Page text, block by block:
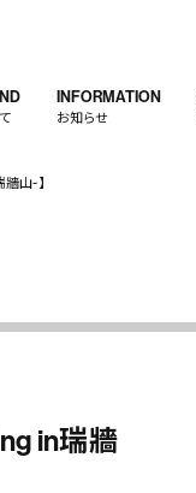
INFORMATION
お知らせ
山~】
in瑞牆